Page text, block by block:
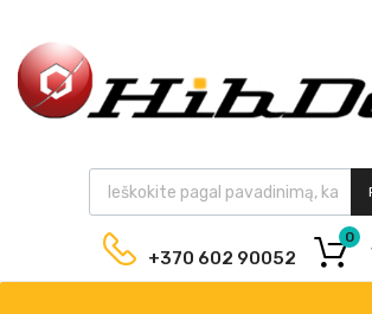
+370 602 90052
0